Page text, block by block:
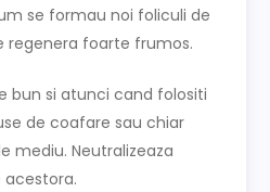
se formau noi foliculi de
regenera foarte frumos.
bun si atunci cand folositi
de coafare sau chiar
mediu. Neutralizeaza